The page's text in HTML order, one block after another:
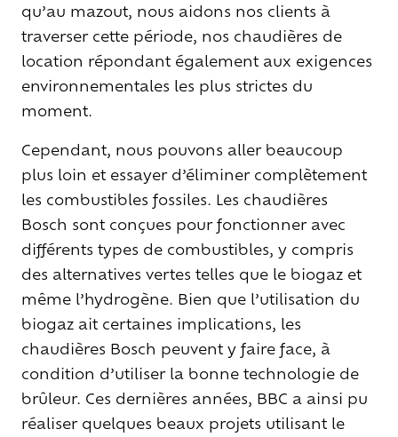
qu’au mazout, nous aidons nos clients à
traverser cette période, nos chaudières de
location répondant également aux exigences
environnementales les plus strictes du
moment.
Cependant, nous pouvons aller beaucoup
plus loin et essayer d’éliminer complètement
les combustibles fossiles. Les chaudières
Bosch sont conçues pour fonctionner avec
différents types de combustibles, y compris
des alternatives vertes telles que le biogaz et
même l’hydrogène. Bien que l’utilisation du
biogaz ait certaines implications, les
chaudières Bosch peuvent y faire face, à
condition d’utiliser la bonne technologie de
brûleur. Ces dernières années, BBC a ainsi pu
réaliser quelques beaux projets utilisant le